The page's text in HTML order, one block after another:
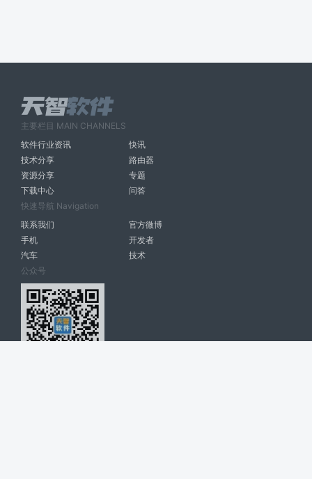
主要栏目 MAIN CHANNELS
软件行业资讯
快讯
技术分享
路由器
资源分享
专题
下载中心
问答
快速导航 Navigation
联系我们
官方微博
手机
开发者
汽车
技术
公众号